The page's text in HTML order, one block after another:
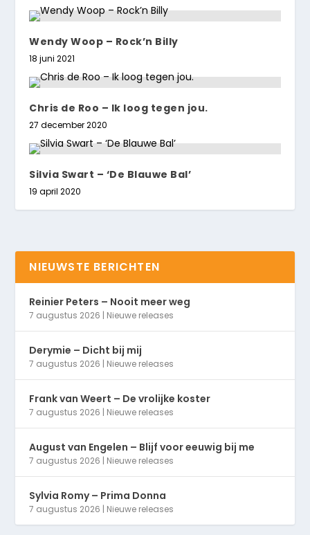
Wendy Woop – Rock’n Billy
18 juni 2021
Chris de Roo – Ik loog tegen jou.
27 december 2020
Silvia Swart – ‘De Blauwe Bal’
19 april 2020
NIEUWSTE BERICHTEN
Reinier Peters – Nooit meer weg
7 augustus 2026 | Nieuwe releases
Derymie – Dicht bij mij
7 augustus 2026 | Nieuwe releases
Frank van Weert – De vrolijke koster
7 augustus 2026 | Nieuwe releases
August van Engelen – Blijf voor eeuwig bij me
7 augustus 2026 | Nieuwe releases
Sylvia Romy – Prima Donna
7 augustus 2026 | Nieuwe releases